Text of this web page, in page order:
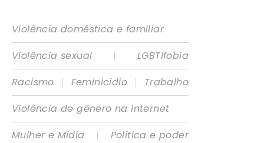
Violência doméstica e familiar
Violência sexual
|
LGBTIfobia
Racismo
| Feminicídio |
Trabalho
Violência de gênero na internet
Mulher e Mídia
|
Política e poder